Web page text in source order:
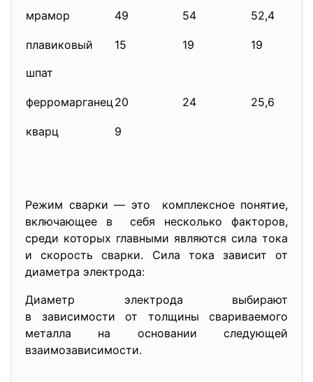
мрамор 49 54 52,4
плавиковый
шпат
15 19 19
ферромарганец20 24 25,6
кварц 9
Режим сварки — это комплексное понятие,
включающее в себя несколько факторов,
среди которых главными являются сила тока
и скорость сварки. Сила тока зависит от
диаметра электрода:
Диаметр электрода выбирают
в зависимости от толщины свариваемого
металла на основании следующей
взаимозависимости.